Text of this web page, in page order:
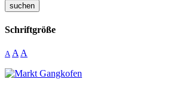
suchen
Schriftgröße
A A A